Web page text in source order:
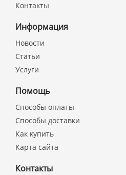
Контакты
Информация
Новости
Статьи
Услуги
Помощь
Способы оплаты
Способы доставки
Как купить
Карта сайта
Контакты